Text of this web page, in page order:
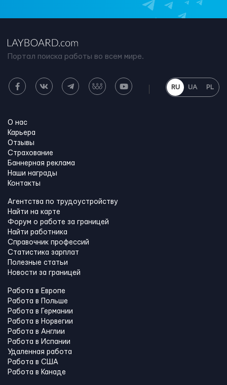
Портал поиска работы во всем мире.
RU UA PL
О нас
Карьера
Отзывы
Страхование
Баннерная реклама
Наши награды
Контакты
Агентства по трудоустройству
Найти на карте
Форум о работе за границей
Найти работника
Справочник профессий
Статистика зарплат
Полезные статьи
Новости за границей
Работа в Европе
Работа в Польше
Работа в Германии
Работа в Норвегии
Работа в Англии
Работа в Испании
Удаленная работа
Работа в США
Работа в Канадe